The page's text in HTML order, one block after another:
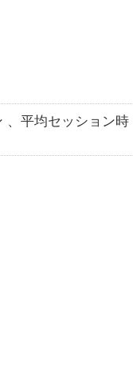
、平均セッション時